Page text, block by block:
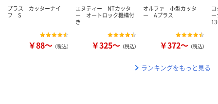
プラス カッターナイ
フ S
￥88～ （税込）
エヌティー NTカッタ
ー オートロック機構付
き
￥325～ （税込）
オルファ 小型カッタ
ー Aプラス
￥372～ （税込）
コ
ー
ランキングをもっと見る